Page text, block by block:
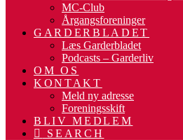
MC-Club
Årgangsforeninger
GARDERBLADET
Læs Garderbladet
Podcasts – Garderliv
OM OS
KONTAKT
Meld ny adresse
Foreningsskift
BLIV MEDLEM
SEARCH